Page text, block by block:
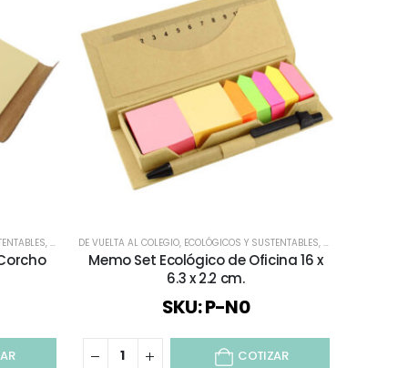
SET,TODOS TODOS LOS CUADERNOS Y LIBRETAS
, ESCRITORIO,MEMO SET,TODOS,TODOS LOS CUADERNOS Y LIBRETAS
DE VUELTA AL COLEGIO, ECOLÓGICOS Y SUSTENTABLES, ESCRITORIO
Memo Set Ecológico de Oficina 16 x
6.3 x 2.2 cm.
SKU: P-N0
COTIZAR